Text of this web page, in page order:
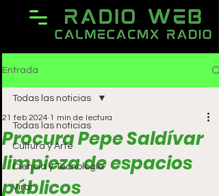
Entrada
Todas las noticias
Cultura y Arte
Ciencia y Tecnología
Viral
Todas las noticias
Procura Pepe Saldívar
limpieza de espacios
públicos
21 feb 2024 1 min de lectura